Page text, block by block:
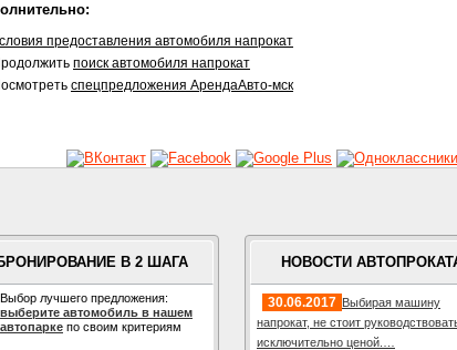
предоставления автомобиля напрокат
поиск автомобиля напрокат
спецпредложения АрендаАвто-мск
В 2 ШАГА
Выбор лучшего предложения:
выберите автомобиль в нашем
автопарке по своим критериям
НОВОСТИ
30.06.2017 Выбирая машину
напрокат, не стоит
исключительно ценой.…